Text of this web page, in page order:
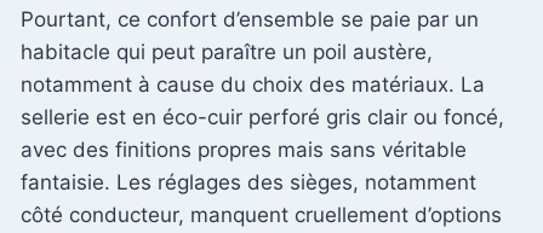
Pourtant, ce confort d’ensemble se paie par un
habitacle qui peut paraître un poil austère,
notamment à cause du choix des matériaux. La
sellerie est en éco-cuir perforé gris clair ou foncé,
avec des finitions propres mais sans véritable
fantaisie. Les réglages des sièges, notamment
côté conducteur, manquent cruellement d’options